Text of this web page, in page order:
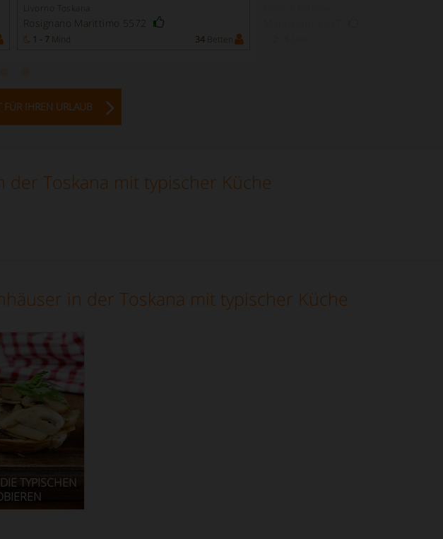
Livorno Toskana
Rosignano Marittimo 5572
1 - 7 Mind 34 Betten
FÜR IHREN URLAUB
der Toskana mit typischer Küche
in der Toskana mit typischer Küche
TYPISCHEN